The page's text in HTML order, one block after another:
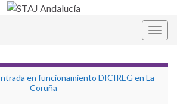
en funcionamiento DICIREG en La
Coruña